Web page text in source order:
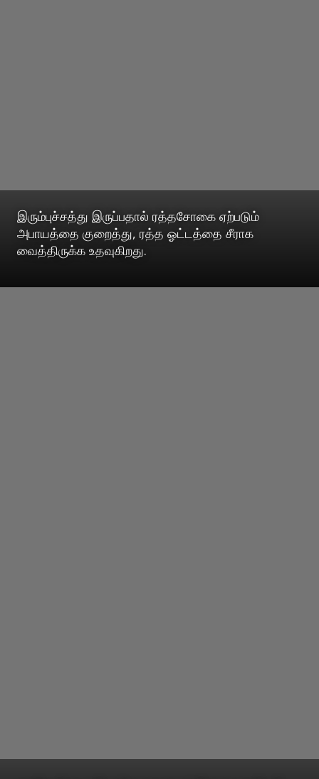
இரும்புச்சத்து இருப்பதால் ரத்தசோகை ஏற்படும்
அபாயத்தை குறைத்து, ரத்த ஓட்டத்தை சீராக
வைத்திருக்க உதவுகிறது.